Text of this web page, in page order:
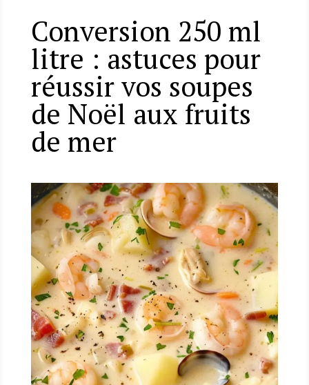
Conversion 250 ml
litre : astuces pour
réussir vos soupes
de Noël aux fruits
de mer